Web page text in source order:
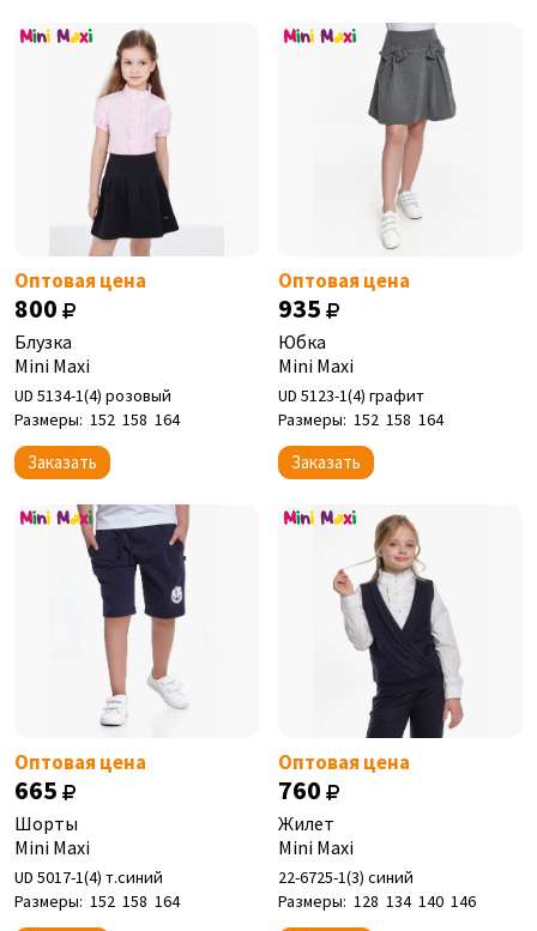
Оптовая цена
800
Блузка
Mini Maxi
UD 5134-1(4) розовый
Размеры: 152 158 164
Заказать
Оптовая цена
935
Юбка
Mini Maxi
UD 5123-1(4) графит
Размеры: 152 158 164
Заказать
Оптовая цена
665
Шорты
Mini Maxi
UD 5017-1(4) т.синий
Размеры: 152 158 164
Оптовая цена
760
Жилет
Mini Maxi
22-6725-1(3) синий
Размеры: 128 134 140 146